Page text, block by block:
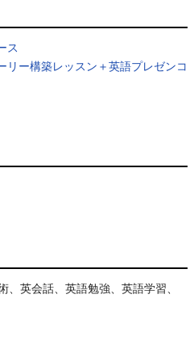
ス
リー構築レッスン＋英語プレゼンコ
、英会話、英語勉強、英語学習、